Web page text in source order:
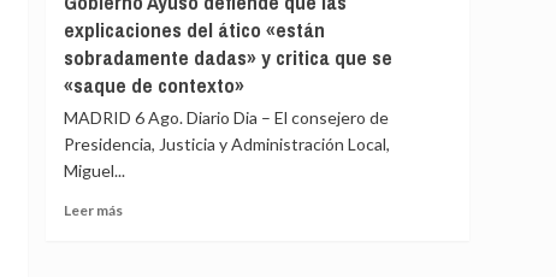
una
nueva
masiva
el
15
exministro
Mayor
Oreja
llama
una
reunión
y
explicaciones del ático «están
sobradamente dadas» y critica que se
«saque de contexto»
MADRID 6 Ago. Diario Dia – El consejero de
Presidencia, Justicia y Administración Local,
Miguel...
Leer másLeer